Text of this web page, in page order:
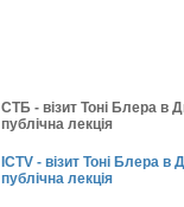
СТБ - візит Тоні Блера в
публічна лекція
ICTV - візит Тоні Блера в
публічна лекція